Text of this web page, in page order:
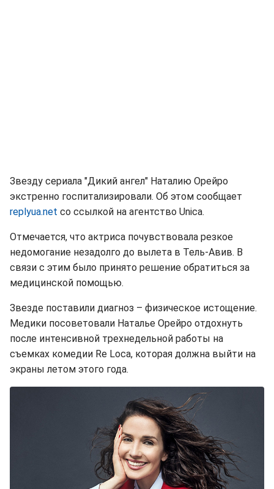
Звезду сериала "Дикий ангел" Наталию Орейро
экстренно госпитализировали. Об этом сообщает
replyua.net со ссылкой на агентство Unica.
Отмечается, что актриса почувствовала резкое
недомогание незадолго до вылета в Тель-Авив. В
связи с этим было принято решение обратиться за
медицинской помощью.
Звезде поставили диагноз – физическое истощение.
Медики посоветовали Наталье Орейро отдохнуть
после интенсивной трехнедельной работы на
съемках комедии Re Loca, которая должна выйти на
экраны летом этого года.